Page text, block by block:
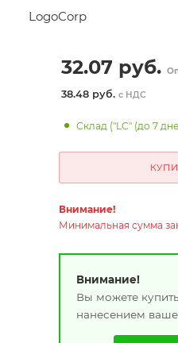
LogoCorp
32.07 руб.
38.48 руб. с НДС
Склад ("LC" (до 7
Внимание!
Минимальная сумма
Внимание!
Вы можете
нанесением